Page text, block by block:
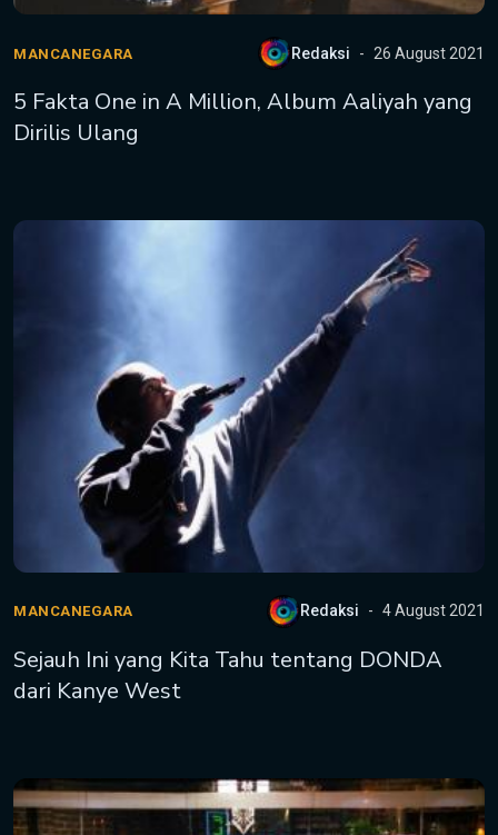
MANCANEGARA Redaksi 26 August 2021
5 Fakta One in A Million, Album Aaliyah yang
Dirilis Ulang
MANCANEGARA Redaksi 4 August 2021
Sejauh Ini yang Kita Tahu tentang DONDA
dari Kanye West